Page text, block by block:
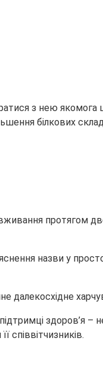
з нею
білкових
протягом
назви у
далекосхідне
здоров’я –
співвітчизників.